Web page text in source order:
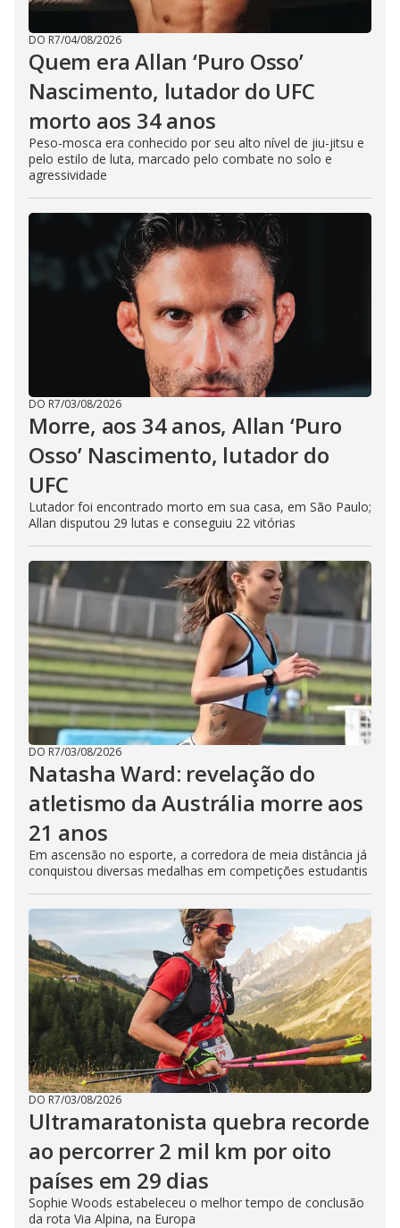
DO R7/04/08/2026
Quem era Allan ‘Puro Osso’
Nascimento, lutador do UFC
morto aos 34 anos
Peso-mosca era conhecido por seu alto nível de jiu-jitsu e
pelo estilo de luta, marcado pelo combate no solo e
agressividade
DO R7/03/08/2026
Morre, aos 34 anos, Allan ‘Puro
Osso’ Nascimento, lutador do
UFC
Lutador foi encontrado morto em sua casa, em São Paulo;
Allan disputou 29 lutas e conseguiu 22 vitórias
DO R7/03/08/2026
Natasha Ward: revelação do
atletismo da Austrália morre aos
21 anos
Em ascensão no esporte, a corredora de meia distância já
conquistou diversas medalhas em competições estudantis
DO R7/03/08/2026
Ultramaratonista quebra recorde
ao percorrer 2 mil km por oito
países em 29 dias
Sophie Woods estabeleceu o melhor tempo de conclusão
da rota Via Alpina, na Europa